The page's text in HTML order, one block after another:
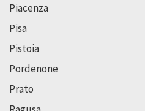
Piacenza
Pisa
Pistoia
Pordenone
Prato